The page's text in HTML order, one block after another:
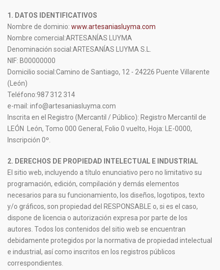
1. DATOS IDENTIFICATIVOS
Nombre de dominio: www.artesaniasluyma.com
Nombre comercial:ARTESANÍAS LUYMA
Denominación social:ARTESANÍAS LUYMA S.L.
NIF: B00000000
Domicilio social:Camino de Santiago, 12 - 24226 Puente Villarente
(León)
Teléfono:987 312 314
e-mail: info@artesaniasluyma.com
Inscrita en el Registro (Mercantil / Público): Registro Mercantil de
LEÓN  León, Tomo 000 General, Folio 0 vuelto, Hoja: LE-0000,
Inscripción 0º.
2. DERECHOS DE PROPIEDAD INTELECTUAL E INDUSTRIAL
El sitio web, incluyendo a título enunciativo pero no limitativo su
programación, edición, compilación y demás elementos
necesarios para su funcionamiento, los diseños, logotipos, texto
y/o gráficos, son propiedad del RESPONSABLE o, si es el caso,
dispone de licencia o autorización expresa por parte de los
autores. Todos los contenidos del sitio web se encuentran
debidamente protegidos por la normativa de propiedad intelectual
e industrial, así como inscritos en los registros públicos
correspondientes.